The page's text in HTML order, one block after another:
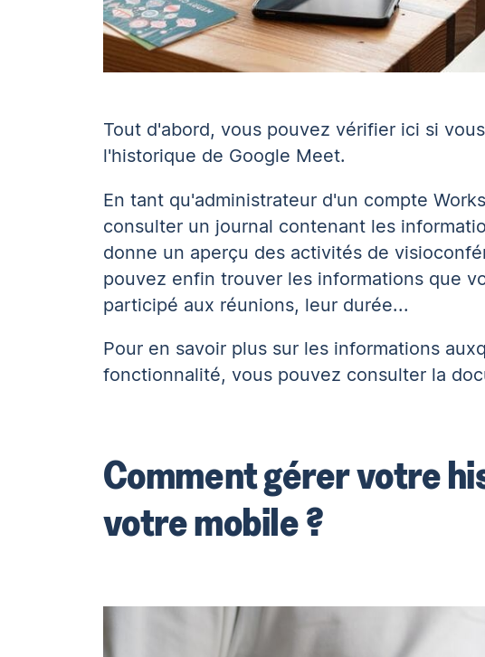
Tout d'abord, vous pouvez vérifier ici si
l'historique de Google Meet.
En tant qu'administrateur d'un compte
consulter un journal contenant les
donne un aperçu des activités de
pouvez enfin trouver les informations que
participé aux réunions, leur durée...
Pour en savoir plus sur les informations
fonctionnalité, vous pouvez consulter la
Comment gérer votre
votre mobile ?